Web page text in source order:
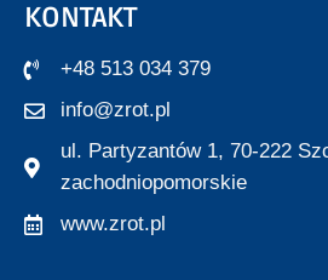
KONTAKT
+48 513 034 379
info@zrot.pl
ul. Partyzantów 1, 70-222
zachodniopomorskie
www.zrot.pl